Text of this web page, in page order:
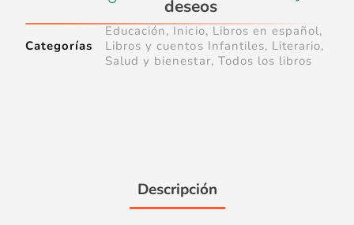
Categorías
Educación, Inicio, Libros en español,
Libros y cuentos Infantiles, Literario,
Salud y bienestar, Todos los libros
Descripción